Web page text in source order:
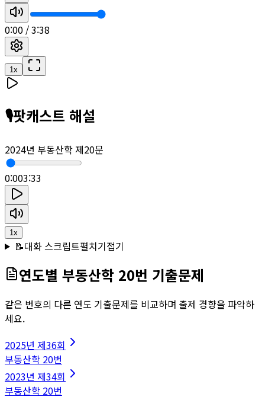
0:00 /3:38
1x
🎙️팟캐스트 해설
2024년 부동산학 제20문
0:003:33
1x
📝대화 스크립트펼치기접기
연도별 부동산학 20번 기출문제
같은 번호의 다른 연도 기출문제를 비교하며 출제 경향을 파악하
세요.
2025년 제36회
부동산학 20번
2023년 제34회
부동산학 20번